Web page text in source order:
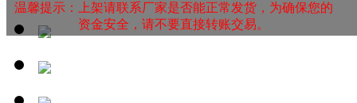
温馨提示：上架请联系厂家是否能正常发货，为确保您的
资金安全，请不要直接转账交易。